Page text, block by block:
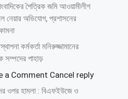
পৈত্রিক জমি আওয়ামীলীগ
নেয়ার অভিযোগ, প্রশাসনের
কর্মকর্তা মনিরুজ্জামানের
সম্পদের পাহাড়
a Comment Cancel reply
ওপর হামলা : বিএফইউজে ও